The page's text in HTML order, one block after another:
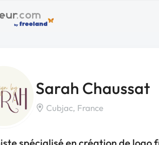
Sarah Chaussat
Cubjac, France